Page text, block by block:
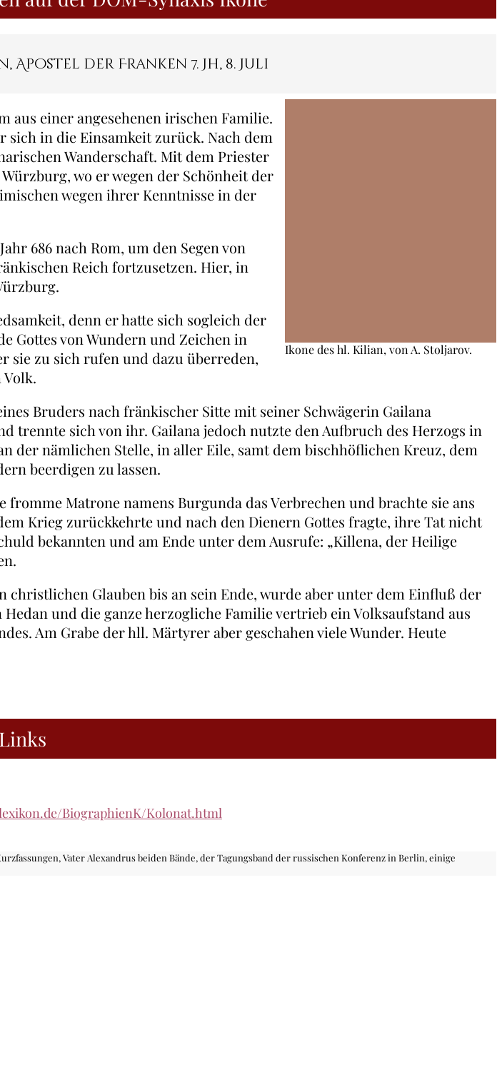
der Franken 7. Jh, 8. Juli
Ikone des hl. Kilian, von A. Stoljarov.
aus einer angesehenen irischen Familie.
sich in die Einsamkeit zurück. Nach dem
Wanderschaft. Mit dem Priester
wo er wegen der Schönheit der
wegen ihrer Kenntnisse in der
686 nach Rom, um den Segen von
Reich fortzusetzen. Hier, in
denn er hatte sich sogleich der
Gottes von Wundern und Zeichen in
sie zu sich rufen und dazu überreden,
Bruders nach fränkischer Sitte mit seiner Schwägerin Gailana
trennte sich von ihr. Gailana jedoch nutzte den Aufbruch des Herzogs in
der nämlichen Stelle, in aller Eile, samt dem bischhöflichen Kreuz, dem
beerdigen zu lassen.
Matrone namens Burgunda das Verbrechen und brachte sie ans
Krieg zurückkehrte und nach den Dienern Gottes fragte, ihre Tat nicht
bekannten und am Ende unter dem Ausrufe: „Killena, der Heilige
christlichen Glauben bis an sein Ende, wurde aber unter dem Einfluß der
und die ganze herzogliche Familie vertrieb ein Volksaufstand aus
Am Grabe der hll. Märtyrer aber geschahen viele Wunder. Heute
Links
BiographienK/Kolonat.html
Vater Alexandrus beiden Bände, der Tagungsband der russischen Konferenz in Berlin, einige